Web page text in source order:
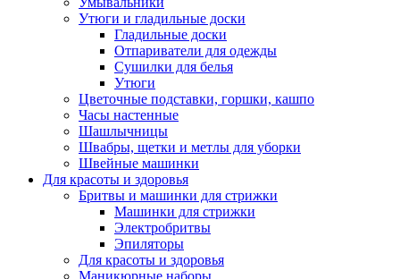
Утюги и гладильные доски
Гладильные доски
Отпариватели для одежды
Сушилки для белья
Утюги
Цветочные подставки, горшки, кашпо
Часы настенные
Шашлычницы
Швабры, щетки и метлы для уборки
Швейные машинки
Для красоты и здоровья
Бритвы и машинки для стрижки
Машинки для стрижки
Электробритвы
Эпиляторы
Для красоты и здоровья
Маникюрные наборы